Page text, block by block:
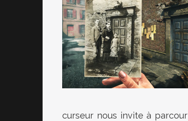
curseur nous invite à